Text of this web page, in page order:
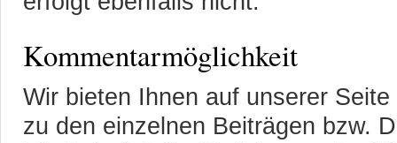
Kommentarmöglichkeit
Wir bieten Ihnen auf unserer
zu den einzelnen Beiträgen bzw.